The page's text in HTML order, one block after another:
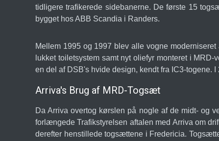
tidligere trafikerede sidebanerne. De første 15
bygget hos ABB Scandia i Randers.
Mellem 1995 og 1997 blev alle vogne
lukket toiletsystem samt nyt oliefyr monteret i
en del af DSB's hvide design, kendt fra IC3-togene.
Arriva's Brug af MRD-Togsæt
Da Arriva overtog kørslen på nogle af de midt- og
forlængede Trafikstyrelsen aftalen med Arriva om
derefter henstillede togsættene i Fredericia.